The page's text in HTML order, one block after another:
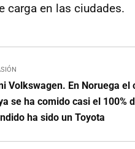
carga en las ciudades.
Volkswagen. En Noruega el
se ha comido casi el 100%
ha sido un Toyota